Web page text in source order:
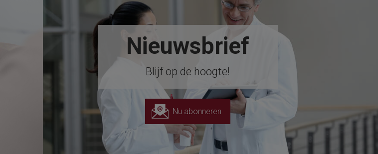
Nieuwsbrief
Blijf op de hoogte!
Nu abonneren